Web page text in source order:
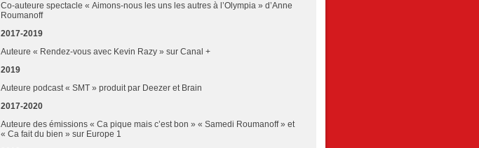
Co-auteure spectacle « Aimons-nous les uns les autres à l’Olympia » d’Anne
Roumanoff
2017-2019
Auteure « Rendez-vous avec Kevin Razy » sur Canal +
2019
Auteure podcast « SMT » produit par Deezer et Brain
2017-2020
Auteure des émissions « Ca pique mais c’est bon » « Samedi Roumanoff » et
« Ca fait du bien » sur Europe 1